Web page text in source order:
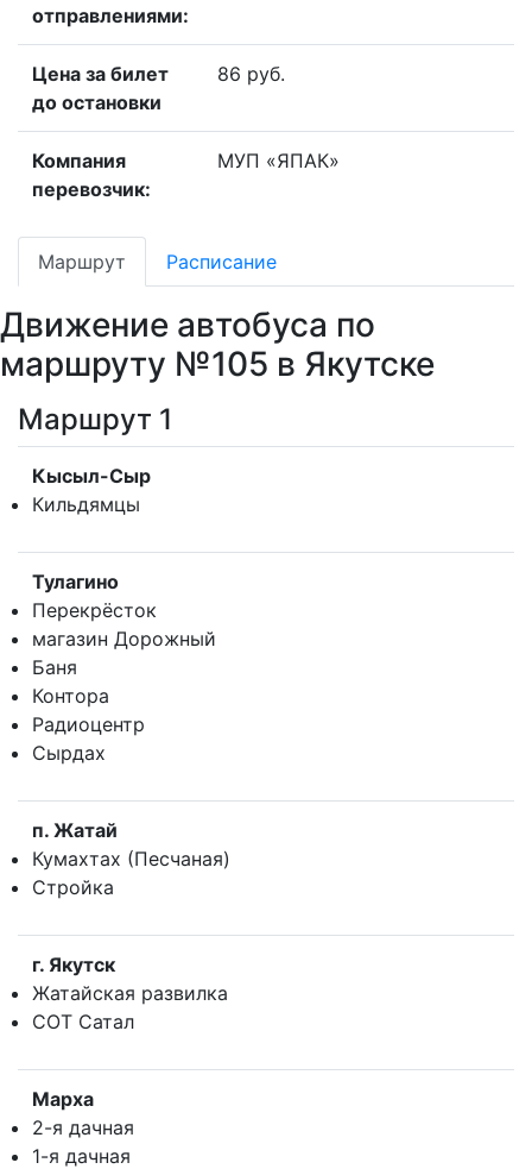
отправлениями:
Цена за билет
до остановки
86 руб.
Компания
перевозчик:
МУП «ЯПАК»
Маршрут Расписание
Движение автобуса по
маршруту №105 в Якутске
Маршрут 1
Кысыл-Сыр
Кильдямцы
Тулагино
Перекрёсток
магазин Дорожный
Баня
Контора
Радиоцентр
Сырдах
п. Жатай
Кумахтах (Песчаная)
Стройка
г. Якутск
Жатайская развилка
СОТ Сатал
Марха
2-я дачная
1-я дачная